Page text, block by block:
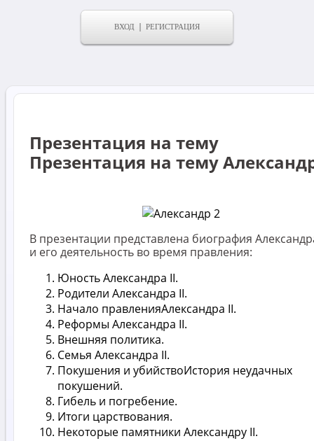
ВХОД РЕГИСТРАЦИЯ
Презентация на тему
Презентация на тему
В презентации представлена биография
и его деятельность во время правления:
Юность Александра II.
Родители Александра II.
Начало правленияАлександра II.
Реформы Александра II.
Внешняя политика.
Семья Александра II.
Покушения и убийствоИстория неудачных
покушений.
Гибель и погребение.
Итоги царствования.
Некоторые памятники Александру II.